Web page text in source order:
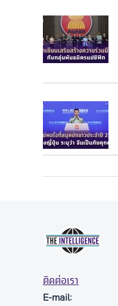
ติดต่อเรา
E-mail: